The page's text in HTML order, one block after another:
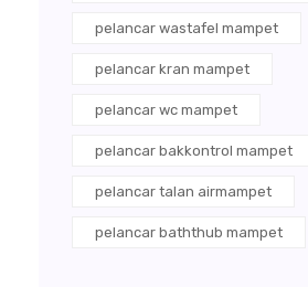
pelancar wastafel mampet
pelancar kran mampet
pelancar wc mampet
pelancar bakkontrol mampet
pelancar talan airmampet
pelancar baththub mampet